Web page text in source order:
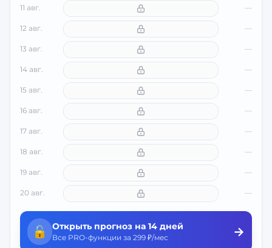
11 авг. —
12 авг. —
13 авг. —
14 авг. —
15 авг. —
16 авг. —
17 авг. —
18 авг. —
19 авг. —
20 авг. —
🔓 Открыть прогноз на 14 дней
Все PRO-функции за 299 ₽/мес →